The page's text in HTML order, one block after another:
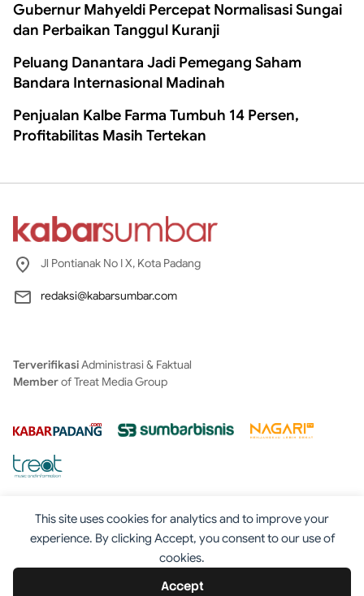
This site uses cookies for analytics and to improve your
experience. By clicking Accept, you consent to our use of
cookies.
Accept
Gubernur Mahyeldi Percepat Normalisasi Sungai
dan Perbaikan Tanggul Kuranji
Peluang Danantara Jadi Pemegang Saham
Bandara Internasional Madinah
Penjualan Kalbe Farma Tumbuh 14 Persen,
Profitabilitas Masih Tertekan
Jl Pontianak No I X, Kota Padang
redaksi@kabarsumbar.com
TerverifikasiAdministrasi & Faktual
Memberof Treat Media Group
Tentang Redaksi Kontak Disclaimer
Iklan